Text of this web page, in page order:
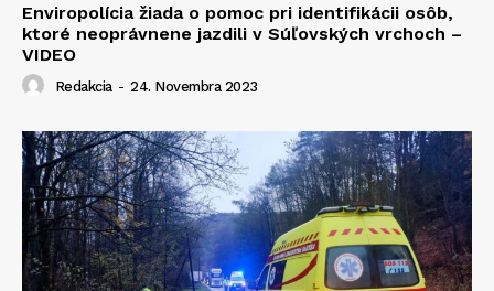
Enviropolícia žiada o pomoc pri identifikácii osôb,
ktoré neoprávnene jazdili v Súľovských vrchoch –
VIDEO
Redakcia - 24. Novembra 2023